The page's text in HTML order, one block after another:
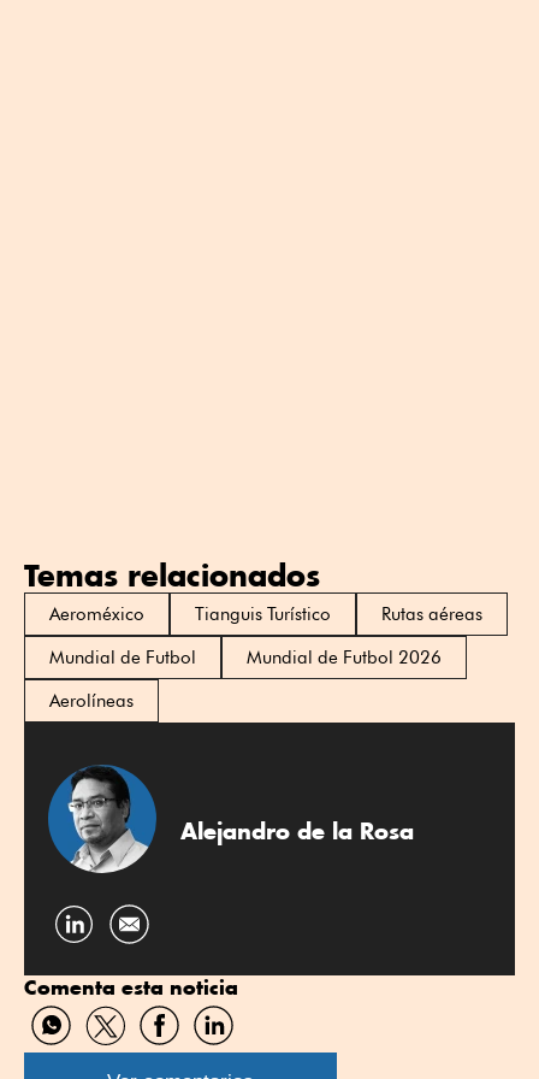
Temas relacionados
Aeroméxico Tianguis Turístico
Rutas aéreas
Mundial de Futbol
Mundial de Futbol 2026
Aerolíneas
Alejandro de la Rosa
Compartir
Linkedin
Comenta esta noticia
Compartir
por
Compartir
por
Compartir
por
Compartir
por